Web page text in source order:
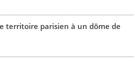
territoire parisien à un dôme de